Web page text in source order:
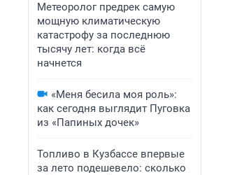
Метеоролог предрек самую
мощную климатическую
катастрофу за последнюю
тысячу лет: когда всё
начнется
«Меня бесила моя роль»:
как сегодня выглядит Пуговка
из «Папиных дочек»
Топливо в Кузбассе впервые
за лето подешевело: сколько